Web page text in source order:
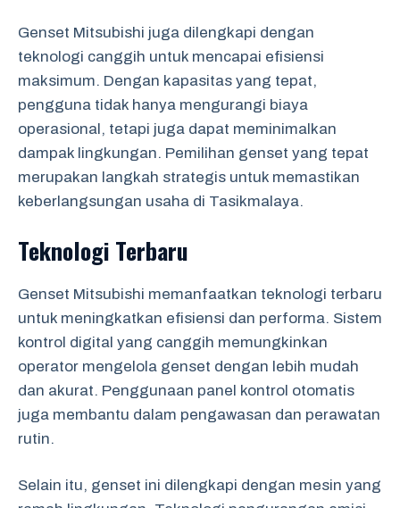
Genset Mitsubishi juga dilengkapi dengan
teknologi canggih untuk mencapai efisiensi
maksimum. Dengan kapasitas yang tepat,
pengguna tidak hanya mengurangi biaya
operasional, tetapi juga dapat meminimalkan
dampak lingkungan. Pemilihan genset yang tepat
merupakan langkah strategis untuk memastikan
keberlangsungan usaha di Tasikmalaya.
Teknologi Terbaru
Genset Mitsubishi memanfaatkan teknologi terbaru
untuk meningkatkan efisiensi dan performa. Sistem
kontrol digital yang canggih memungkinkan
operator mengelola genset dengan lebih mudah
dan akurat. Penggunaan panel kontrol otomatis
juga membantu dalam pengawasan dan perawatan
rutin.
Selain itu, genset ini dilengkapi dengan mesin yang